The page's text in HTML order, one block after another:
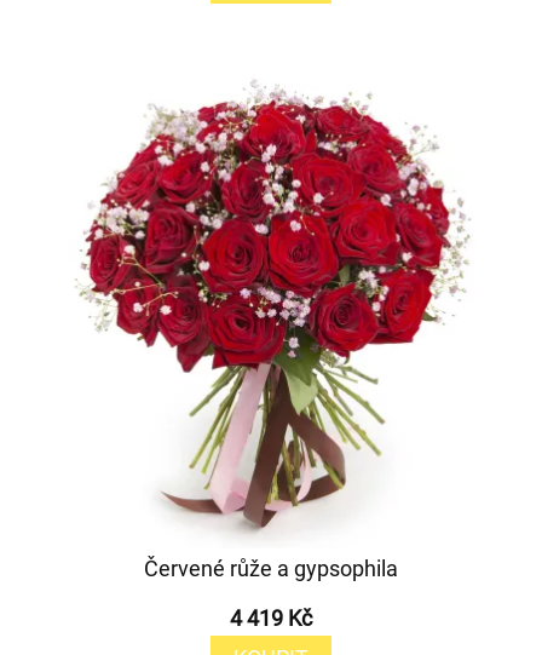
Červené růže a gypsophila
4 419 Kč